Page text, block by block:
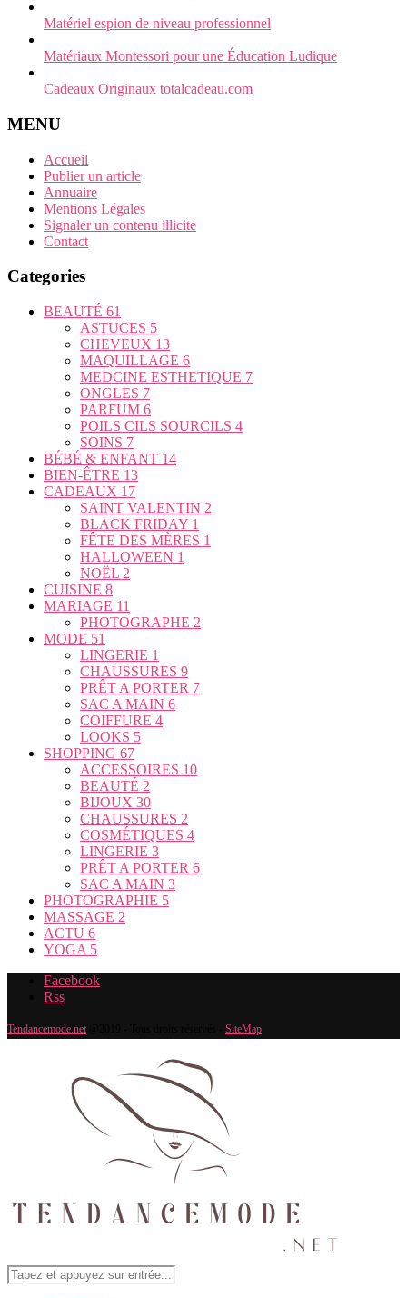
Matériel espion de niveau professionnel
Matériaux Montessori pour une Éducation Ludique
Cadeaux Originaux totalcadeau.com
MENU
Accueil
Publier un article
Annuaire
Mentions Légales
Signaler un contenu illicite
Contact
Categories
BEAUTÉ 61
ASTUCES 5
CHEVEUX 13
MAQUILLAGE 6
MEDCINE ESTHETIQUE 7
ONGLES 7
PARFUM 6
POILS CILS SOURCILS 4
SOINS 7
BÉBÉ & ENFANT 14
BIEN-ÊTRE 13
CADEAUX 17
SAINT VALENTIN 2
BLACK FRIDAY 1
FÊTE DES MÈRES 1
HALLOWEEN 1
NOËL 2
CUISINE 8
MARIAGE 11
PHOTOGRAPHE 2
MODE 51
LINGERIE 1
CHAUSSURES 9
PRÊT A PORTER 7
SAC A MAIN 6
COIFFURE 4
LOOKS 5
SHOPPING 67
ACCESSOIRES 10
BEAUTÉ 2
BIJOUX 30
CHAUSSURES 2
COSMÉTIQUES 4
LINGERIE 3
PRÊT A PORTER 6
SAC A MAIN 3
PHOTOGRAPHIE 5
MASSAGE 2
ACTU 6
YOGA 5
Facebook
Rss
Tendancemode.net@2019 - Tous droits réservés - SiteMap